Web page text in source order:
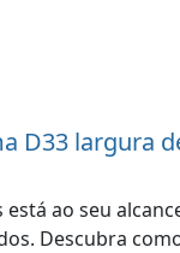
D33 largura
ao seu
Descubra